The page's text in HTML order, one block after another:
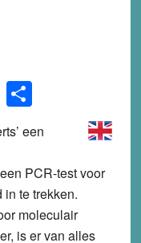
EmailShare
een
PCR-test voor
te trekken.
moleculair
is er van alles